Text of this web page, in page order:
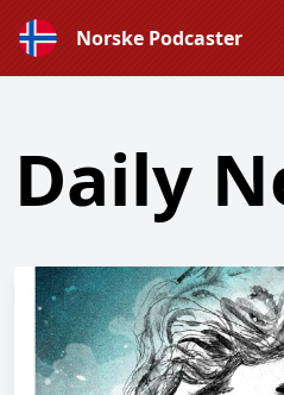
Norske Podcaster
Daily